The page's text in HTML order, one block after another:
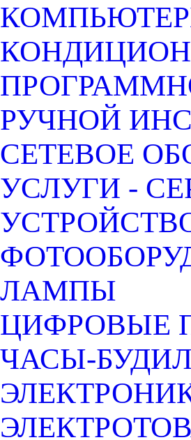
РУЧНОЙ
СЕТЕВОЕ
УСЛУГИ -
ЛАМПЫ
ЦИФРОВЫЕ
ЧАСЫ-